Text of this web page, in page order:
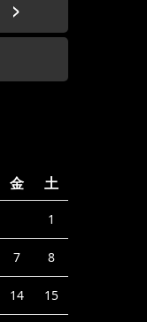
金 土
1
7 8
14 15